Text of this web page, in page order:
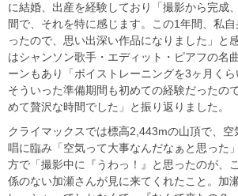
に結婚、出産を経験しており「撮影から完成
間で、それを特に感じます。この1年間、私
ったので、思い出深い作品になりました」と
はシャンソン歌手・エディット・ピアフの名
ーンもあり「ボイストレーニングを3ヶ月くら
そういった準備期間も初めての経験だったの
めて贅沢な時間でした」と振り返りました。
クライマックスでは標高2,443mの山頂で、空
唱に臨み「空気って大事なんだなぁと思った
方で「撮影中に『うわっ！』と思ったのが、
係のない加瀬さんが見に来てくれたこと。加